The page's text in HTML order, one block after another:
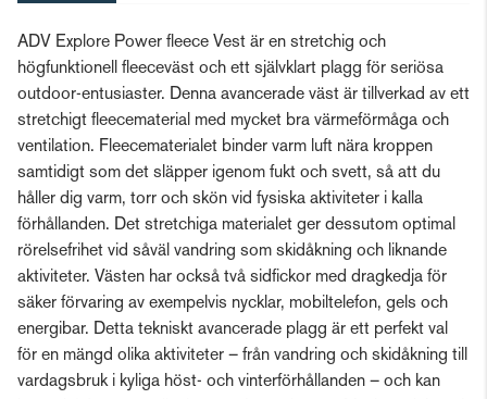
ADV Explore Power fleece Vest är en stretchig och
högfunktionell fleeceväst och ett självklart plagg för seriösa
outdoor-entusiaster. Denna avancerade väst är tillverkad av ett
stretchigt fleecematerial med mycket bra värmeförmåga och
ventilation. Fleecematerialet binder varm luft nära kroppen
samtidigt som det släpper igenom fukt och svett, så att du
håller dig varm, torr och skön vid fysiska aktiviteter i kalla
förhållanden. Det stretchiga materialet ger dessutom optimal
rörelsefrihet vid såväl vandring som skidåkning och liknande
aktiviteter. Västen har också två sidfickor med dragkedja för
säker förvaring av exempelvis nycklar, mobiltelefon, gels och
energibar. Detta tekniskt avancerade plagg är ett perfekt val
för en mängd olika aktiviteter – från vandring och skidåkning till
vardagsbruk i kyliga höst- och vinterförhållanden – och kan